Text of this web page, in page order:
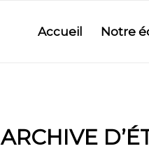
Accueil Notre
ARCHIVE